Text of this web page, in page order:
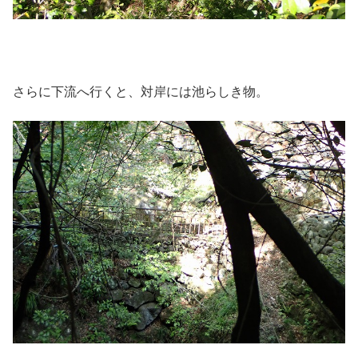
さらに下流へ行くと、対岸には池らしき物。